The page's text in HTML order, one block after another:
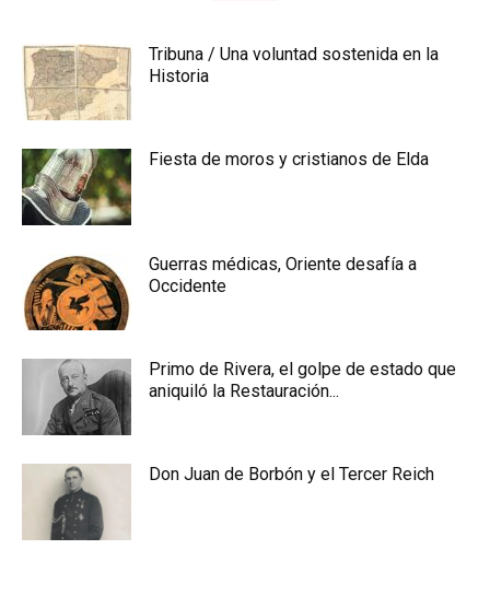
Tribuna / Una voluntad sostenida en la
Historia
Fiesta de moros y cristianos de Elda
Guerras médicas, Oriente desafía a
Occidente
Primo de Rivera, el golpe de estado que
aniquiló la Restauración...
Don Juan de Borbón y el Tercer Reich